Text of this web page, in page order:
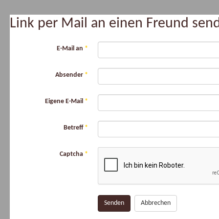
Link per Mail an einen Freund
E-Mail an *
Absender *
Eigene E-Mail *
Betreff*
Captcha *
Senden Abbrechen